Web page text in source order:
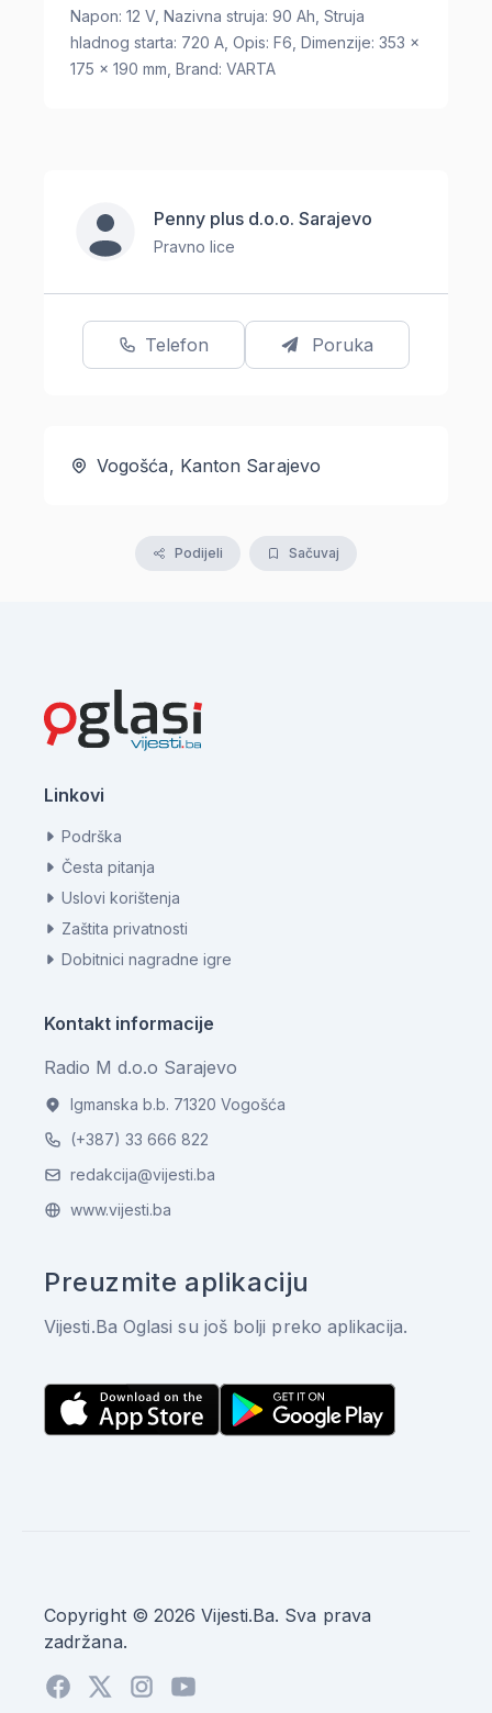
Napon: 12 V, Nazivna struja: 90 Ah, Struja
hladnog starta: 720 A, Opis: F6, Dimenzije: 353 x
175 x 190 mm, Brand: VARTA
Penny plus d.o.o. Sarajevo
Pravno lice
Telefon Poruka
Vogošća, Kanton Sarajevo
Podijeli Sačuvaj
Linkovi
Podrška
Česta pitanja
Uslovi korištenja
Zaštita privatnosti
Dobitnici nagradne igre
Kontakt informacije
Radio M d.o.o Sarajevo
Igmanska b.b. 71320 Vogošća
(+387) 33 666 822
redakcija@vijesti.ba
www.vijesti.ba
Preuzmite aplikaciju
Vijesti.Ba Oglasi su još bolji preko aplikacija.
Copyright © 2026 Vijesti.Ba. Sva prava
zadržana.